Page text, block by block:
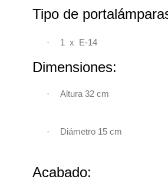
Tipo de
· 1 x E-14
Dimensiones:
· Altura 32 cm
· Diámetro 15 cm
Acabado: